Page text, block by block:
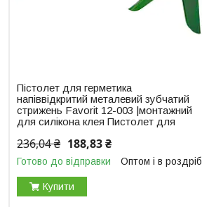
Пістолет для герметика
напіввідкритий металевий зубчатий
стрижень Favorit 12-003 |монтажний
для силікона клея Пистолет для
236,04 ₴ 188,83 ₴
Готово до відправки Оптом і в роздріб
Купити